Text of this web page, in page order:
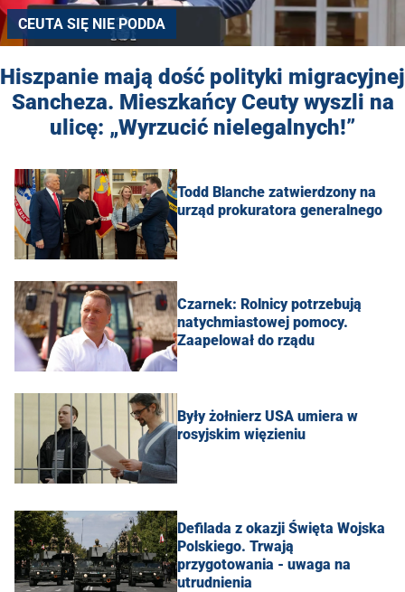
CEUTA SIĘ NIE PODDA
Hiszpanie mają dość polityki migracyjnej
Sancheza. Mieszkańcy Ceuty wyszli na
ulicę: „Wyrzucić nielegalnych!”
Todd Blanche zatwierdzony na
urząd prokuratora generalnego
Czarnek: Rolnicy potrzebują
natychmiastowej pomocy.
Zaapelował do rządu
Były żołnierz USA umiera w
rosyjskim więzieniu
Defilada z okazji Święta Wojska
Polskiego. Trwają
przygotowania - uwaga na
utrudnienia